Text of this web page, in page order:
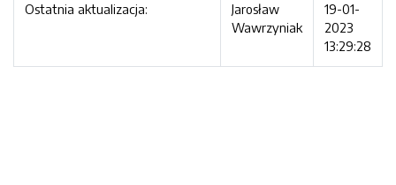
Ostatnia aktualizacja:
Jarosław
Wawrzyniak
19-01-
2023
13:29:28